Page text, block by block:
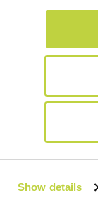
Show details
sulla privacy